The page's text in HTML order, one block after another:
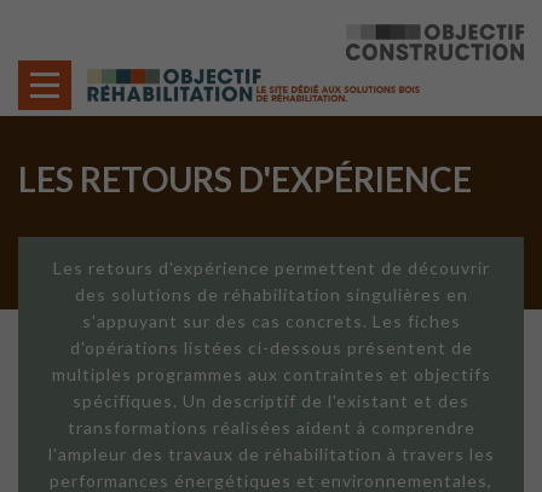
LES RETOURS D'EXPÉRIENCE
Les retours d'expérience permettent de découvrir
des solutions de réhabilitation singulières en
s'appuyant sur des cas concrets. Les fiches
d'opérations listées ci-dessous présentent de
multiples programmes aux contraintes et objectifs
spécifiques. Un descriptif de l'existant et des
transformations réalisées aident à comprendre
l'ampleur des travaux de réhabilitation à travers les
performances énergétiques et environnementales,